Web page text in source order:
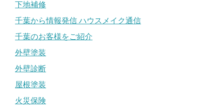
下地補修
千葉から情報発信 ハウスメイク通信
千葉のお客様をご紹介
外壁塗装
外壁診断
屋根塗装
火災保険